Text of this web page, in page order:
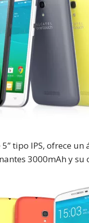
5” tipo IPS, ofrece
3000mAh y su